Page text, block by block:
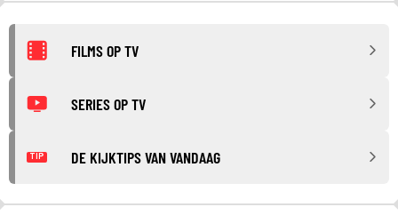
FILMS OP TV
SERIES OP TV
TIP DE KIJKTIPS VAN VANDAAG